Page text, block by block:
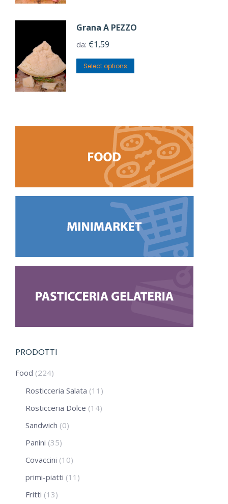
Grana A PEZZO
da: €1,59
Select options
PRODOTTI
Food (224)
Rosticceria Salata (11)
Rosticceria Dolce (14)
Sandwich (0)
Panini (35)
Covaccini (10)
primi-piatti (11)
Fritti (13)